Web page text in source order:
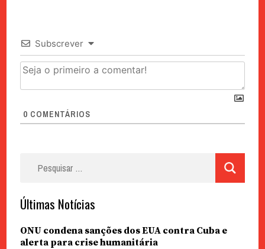
Subscrever
0 COMENTÁRIOS
Últimas Notícias
ONU condena sanções dos EUA contra Cuba e
alerta para crise humanitária